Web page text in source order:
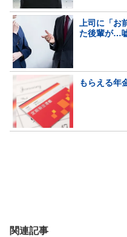
上司に「
た後輩が…
もらえる年
関連記事